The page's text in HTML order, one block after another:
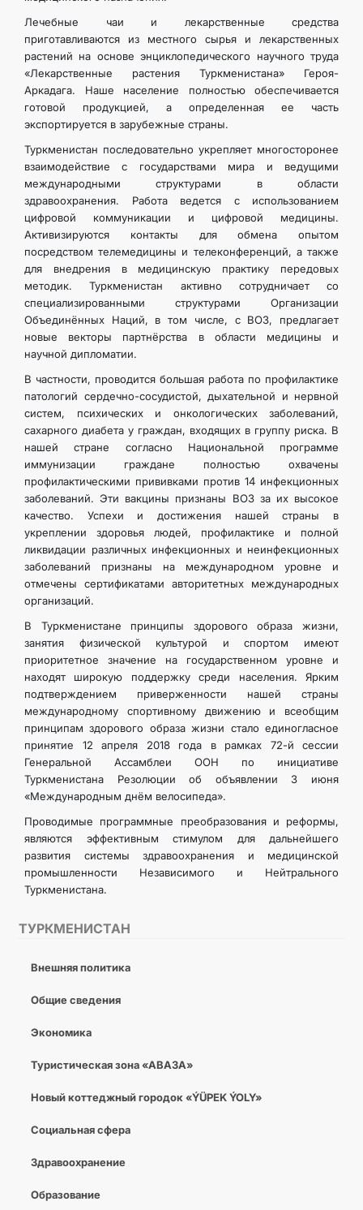
ТУРКМЕНИСТАН
Внешняя политика
Общие сведения
Экономика
Туристическая зона «АВАЗА»
Новый коттеджный городок «ÝÜPEK ÝOLY»
Социальная сфера
Здравоохранение
Образование
Лечебные чаи и лекарственные средства
приготавливаются из местного сырья и лекарственных
растений на основе энциклопедического научного труда
«Лекарственные растения Туркменистана» Героя-
Аркадага. Наше население полностью обеспечивается
готовой продукцией, а определенная ее часть
экспортируется в зарубежные страны.
Туркменистан последовательно укрепляет многосторонее
взаимодействие с государствами мира и ведущими
международными структурами в области
здравоохранения. Работа ведется с использованием
цифровой коммуникации и цифровой медицины.
Активизируются контакты для обмена опытом
посредством телемедицины и телеконференций, а также
для внедрения в медицинскую практику передовых
методик. Туркменистан активно сотрудничает со
специализированными структурами Организации
Объединённых Наций, в том числе, с ВОЗ, предлагает
новые векторы партнёрства в области медицины и
научной дипломатии.
В частности, проводится большая работа по профилактике
патологий сердечно-сосудистой, дыхательной и нервной
систем, психических и онкологических заболеваний,
сахарного диабета у граждан, входящих в группу риска. В
нашей стране согласно Национальной программе
иммунизации граждане полностью охвачены
профилактическими прививками против 14 инфекционных
заболеваний. Эти вакцины признаны ВОЗ за их высокое
качество. Успехи и достижения нашей страны в
укреплении здоровья людей, профилактике и полной
ликвидации различных инфекционных и неинфекционных
заболеваний признаны на международном уровне и
отмечены сертификатами авторитетных международных
организаций.
В Туркменистане принципы здорового образа жизни,
занятия физической культурой и спортом имеют
приоритетное значение на государственном уровне и
находят широкую поддержку среди населения. Ярким
подтверждением приверженности нашей страны
международному спортивному движению и всеобщим
принципам здорового образа жизни стало единогласное
принятие 12 апреля 2018 года в рамках 72-й сессии
Генеральной Ассамблеи ООН по инициативе
Туркменистана Резолюции об объявлении 3 июня
«Международным днём велосипеда».
Проводимые программные преобразования и реформы,
являются эффективным стимулом для дальнейшего
развития системы здравоохранения и медицинской
промышленности Независимого и Нейтрального
Туркменистана.